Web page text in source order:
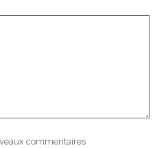
commentaires